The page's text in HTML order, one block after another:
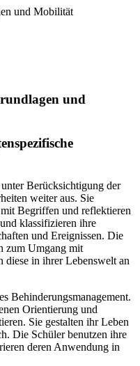
und Mobilität
und
Berücksichtigung der
weiter aus. Sie
Begriffen und reflektieren
klassifizieren ihre
und Ereignissen. Die
zum Umgang mit
diese in ihrer Lebenswelt an
Behinderungsmanagement.
Orientierung und
Sie gestalten ihr Leben
Die Schüler benutzen ihre
deren Anwendung in